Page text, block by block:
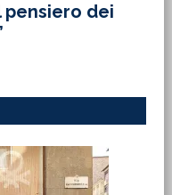
pensiero dei